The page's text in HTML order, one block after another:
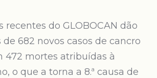
recentes do GLOBOCAN dão
682 novos casos de cancro
472 mortes atribuídas à
o que a torna a 8.ª causa de